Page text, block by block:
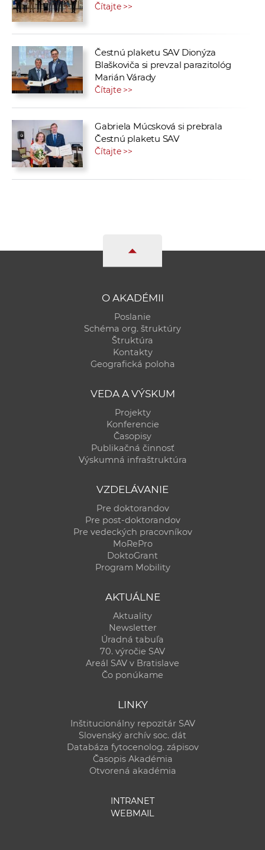
Čítajte >>
Čestnú plaketu SAV Dionýza
Blaškoviča si prevzal parazitológ
Marián Várady
Čítajte >>
Gabriela Múcsková si prebrala
Čestnú plaketu SAV
Čítajte >>
O AKADÉMII
Poslanie
Schéma org. štruktúry
Štruktúra
Kontakty
Geografická poloha
VEDA A VÝSKUM
Projekty
Konferencie
Časopisy
Publikačná činnosť
Výskumná infraštruktúra
VZDELÁVANIE
Pre doktorandov
Pre post-doktorandov
Pre vedeckých pracovníkov
MoRePro
DoktoGrant
Program Mobility
AKTUÁLNE
Aktuality
Newsletter
Úradná tabuľa
70. výročie SAV
Areál SAV v Bratislave
Čo ponúkame
LINKY
Inštitucionálny repozitár SAV
Slovenský archív soc. dát
Databáza fytocenolog. zápisov
Časopis Akadémia
Otvorená akadémia
INTRANET
WEBMAIL